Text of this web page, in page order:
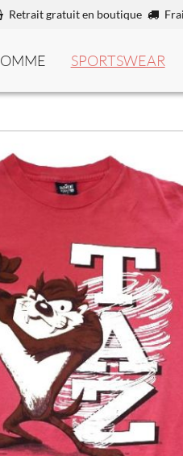
Retrait gratuit en boutique
SPORTSWEAR